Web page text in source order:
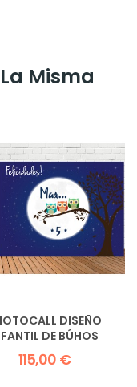
Misma
DISEÑO
DE BÚHOS
115,00 €